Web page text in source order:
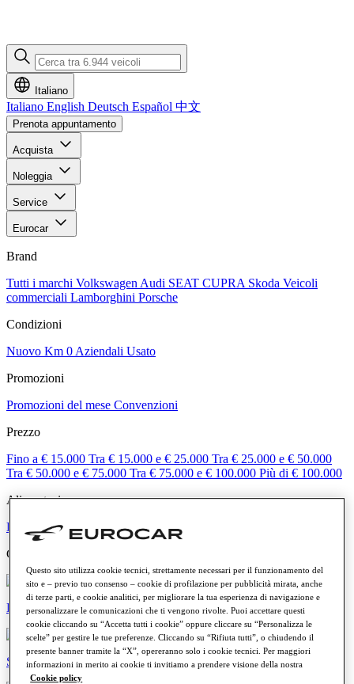
Italiano
Italiano English Deutsch Español 中文
Prenota appuntamento
Acquista
Noleggia
Service
Eurocar
Brand
Tutti i marchi Volkswagen Audi SEAT CUPRA Skoda Veicoli
commerciali Lamborghini Porsche
Condizioni
Nuovo Km 0 Aziendali Usato
Promozioni
Promozioni del mese Convenzioni
Prezzo
Fino a € 15.000 Tra € 15.000 e € 25.000 Tra € 25.000 e € 50.000
Tra € 50.000 e € 75.000 Tra € 75.000 e € 100.000 Più di € 100.000
Alimentazione
BenzinaDieselElettricaIbrida
Categorie
Elettriche e ibride
SUV e crossover
Questo sito utilizza cookie tecnici, strettamente necessari per il funzionamento del
sito e – previo tuo consenso – cookie di profilazione per pubblicità mirata, anche
di terze parti, e cookie analitici, per migliorare la tua esperienza di navigazione e
personalizzare le comunicazioni che ti vengono rivolte. Puoi accettare questi
cookie cliccando su “Accetta tutti i cookie” oppure cliccare su “Personalizza le
scelte” per gestire le tue preferenze. Cliccando su “Rifiuta tutti”, o chiudendo il
presente banner tramite la “X”, opereranno solo i cookie tecnici. Per maggiori
informazioni in merito ai cookie ti invitiamo a prendere visione della nostra
Cookie policy